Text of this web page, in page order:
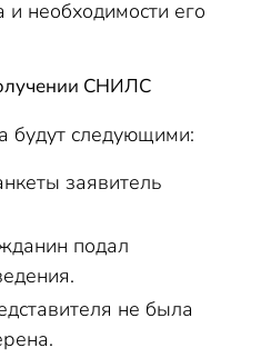
и необходимости его
СНИЛС
будут следующими:
заявитель
подал
не была